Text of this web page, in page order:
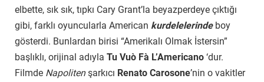
elbette, sık sık, tıpkı Cary Grant’la beyazperdeye çıktığı
gibi, farklı oyuncularla American kurdelelerindeboy
gösterdi. Bunlardan birisi “Amerikalı Olmak İstersin”
başlıklı, orijinal adıyla Tu Vuò Fà L’Americano ‘dur.
Filmde Napolitenşarkıcı Renato Carosone’nin o vakitler